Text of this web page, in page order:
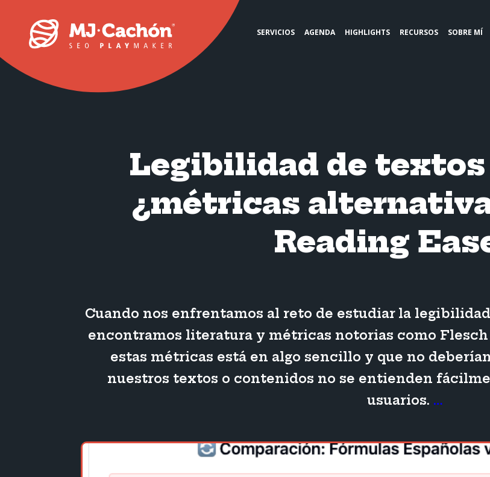
SERVICIOS AGENDA HIGHLIGHTS RECURSOS SOBRE MÍ
Legibilidad de textos
¿métricas
Reading
Cuando nos enfrentamos al reto de estudiar la
encontramos literatura y métricas notorias como Flesch
estas métricas está en algo sencillo y que no
nuestros textos o contenidos no se entienden
usuarios. …
textos